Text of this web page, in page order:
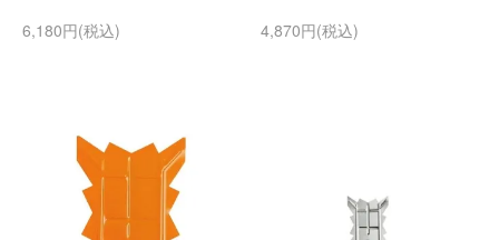
6,180円(税込)
4,870円(税込)